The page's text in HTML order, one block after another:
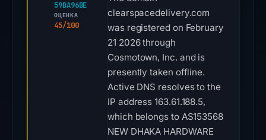
59BA96BE
ОЦЕНКА
45/100
clearspacedelivery.com
was registered on February
21 2026 through
Cosmotown, Inc. and is
presently taken offline.
Active DNS resolves to the
IP address 163.61.188.5,
which belongs to AS153568
NEW DHAKA HARDWARE